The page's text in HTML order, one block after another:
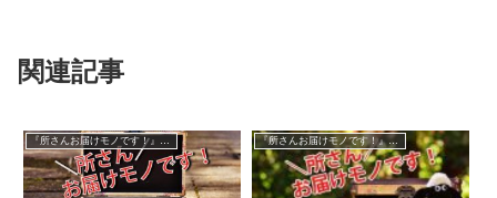
関連記事
『所さんお届けモノです！』過去の紹介品 『所さんお届けモノです！』過去の紹介品